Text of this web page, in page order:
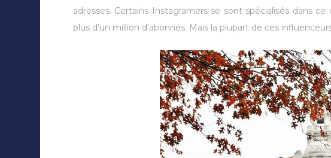
adresses. Certains Instagramers se sont spécialisés dans
plus d’un million d’abonnés. Mais la plupart de ces